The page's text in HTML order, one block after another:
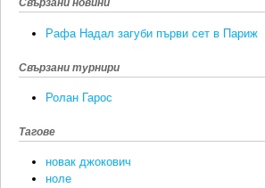
Свързани новини
Рафа Надал загуби първи сет в Париж
Свързани турнири
Ролан Гарос
Тагове
новак джокович
ноле